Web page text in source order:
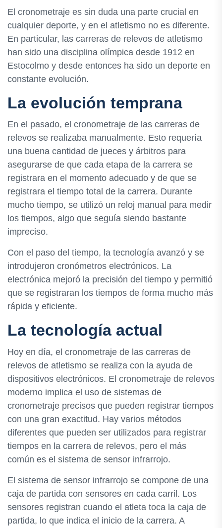
El cronometraje es sin duda una parte crucial en
cualquier deporte, y en el atletismo no es diferente.
En particular, las carreras de relevos de atletismo
han sido una disciplina olímpica desde 1912 en
Estocolmo y desde entonces ha sido un deporte en
constante evolución.
La evolución temprana
En el pasado, el cronometraje de las carreras de
relevos se realizaba manualmente. Esto requería
una buena cantidad de jueces y árbitros para
asegurarse de que cada etapa de la carrera se
registrara en el momento adecuado y de que se
registrara el tiempo total de la carrera. Durante
mucho tiempo, se utilizó un reloj manual para medir
los tiempos, algo que seguía siendo bastante
impreciso.
Con el paso del tiempo, la tecnología avanzó y se
introdujeron cronómetros electrónicos. La
electrónica mejoró la precisión del tiempo y permitió
que se registraran los tiempos de forma mucho más
rápida y eficiente.
La tecnología actual
Hoy en día, el cronometraje de las carreras de
relevos de atletismo se realiza con la ayuda de
dispositivos electrónicos. El cronometraje de relevos
moderno implica el uso de sistemas de
cronometraje precisos que pueden registrar tiempos
con una gran exactitud. Hay varios métodos
diferentes que pueden ser utilizados para registrar
tiempos en la carrera de relevos, pero el más
común es el sistema de sensor infrarrojo.
El sistema de sensor infrarrojo se compone de una
caja de partida con sensores en cada carril. Los
sensores registran cuando el atleta toca la caja de
partida, lo que indica el inicio de la carrera. A